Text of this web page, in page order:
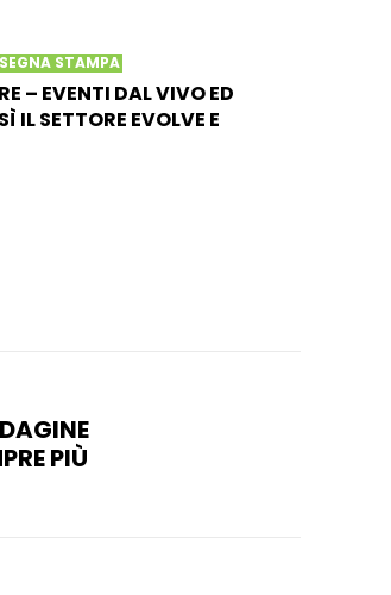
STAMPA
– EVENTI DAL VIVO ED
IL SETTORE EVOLVE E
PIÙ